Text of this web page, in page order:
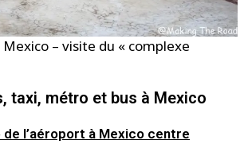
Mexico – visite du « complexe
taxi, métro et bus à Mexico
l’aéroport à Mexico centre